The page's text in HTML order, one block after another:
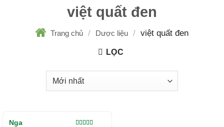
việt quất đen
Trang chủ / Dược liệu / việt quất đen
LỌC
Nga